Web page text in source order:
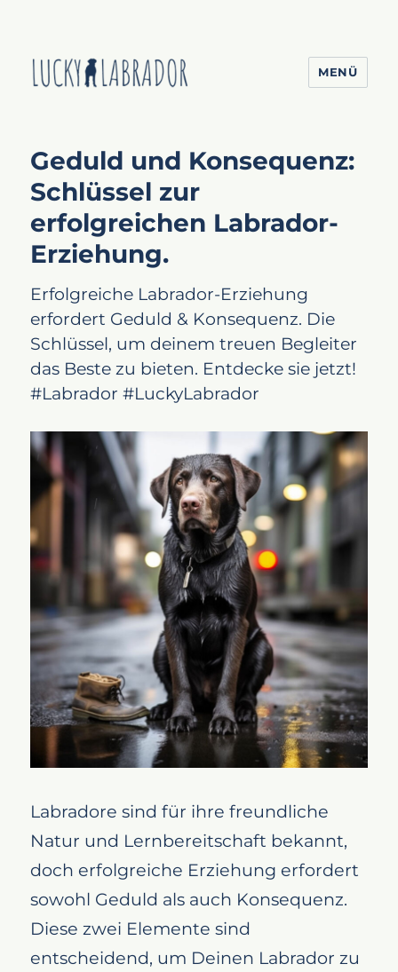
MENÜ
Beiträge
Geduld und Konsequenz:
Schlüssel zur
erfolgreichen Labrador-
Erziehung.
Erfolgreiche Labrador-Erziehung
erfordert Geduld & Konsequenz. Die
Schlüssel, um deinem treuen Begleiter
das Beste zu bieten. Entdecke sie jetzt!
#Labrador #LuckyLabrador
Labradore sind für ihre freundliche
Natur und Lernbereitschaft bekannt,
doch erfolgreiche Erziehung erfordert
sowohl Geduld als auch Konsequenz.
Diese zwei Elemente sind
entscheidend, um Deinen Labrador zu